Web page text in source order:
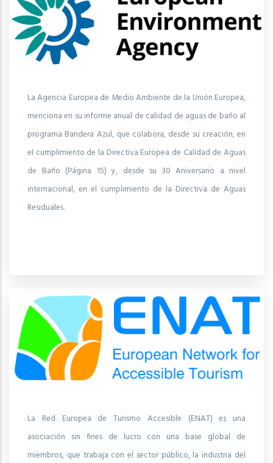
La Agencia Europea de Medio Ambiente de la Unión Europea,
menciona en su informe anual de calidad de aguas de baño al
programa Bandera Azul, que colabora, desde su creación, en
el cumplimiento de la Directiva Europea de Calidad de Aguas
de Baño (Página 15) y, desde su 30 Aniversario a nivel
internacional, en el cumplimiento de la Directiva de Aguas
Residuales.
La Red Europea de Turismo Accesible (ENAT) es una
asociación sin fines de lucro con una base global de
miembros, que trabaja con el sector público, la industria del